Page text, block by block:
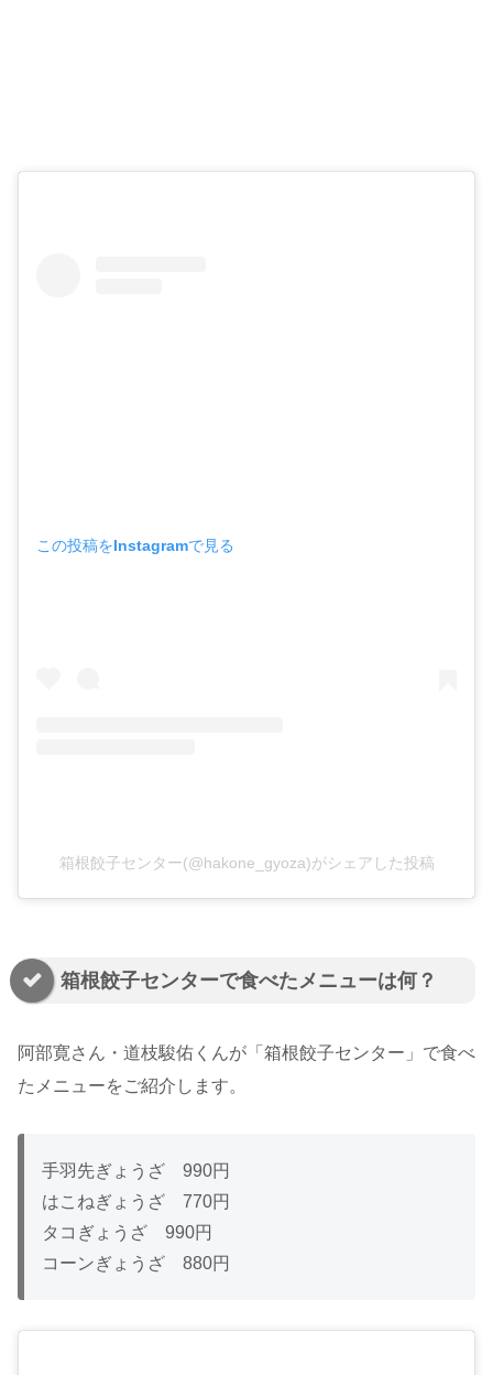
この投稿をInstagramで見る
箱根餃子センター(@hakone_gyoza)がシェアした投稿
箱根餃子センターで食べたメニューは何？
阿部寛さん・道枝駿佑くんが「箱根餃子センター」で食べ
たメニューをご紹介します。
手羽先ぎょうざ 990円
はこねぎょうざ 770円
タコぎょうざ 990円
コーンぎょうざ 880円